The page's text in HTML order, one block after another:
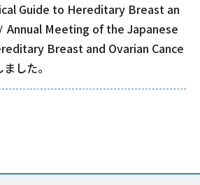
Guide to Hereditary Breast an
Annual Meeting of the Japanese
Breast and Ovarian Cance
した。